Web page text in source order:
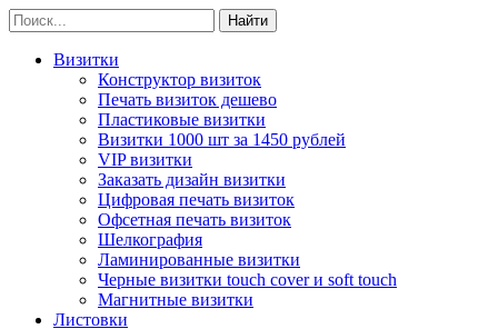
Визитки
Конструктор визиток
Печать визиток дешево
Пластиковые визитки
Визитки 1000 шт за 1450 рублей
VIP визитки
Заказать дизайн визитки
Цифровая печать визиток
Офсетная печать визиток
Шелкография
Ламинированные визитки
Черные визитки touch cover и soft touch
Магнитные визитки
Листовки